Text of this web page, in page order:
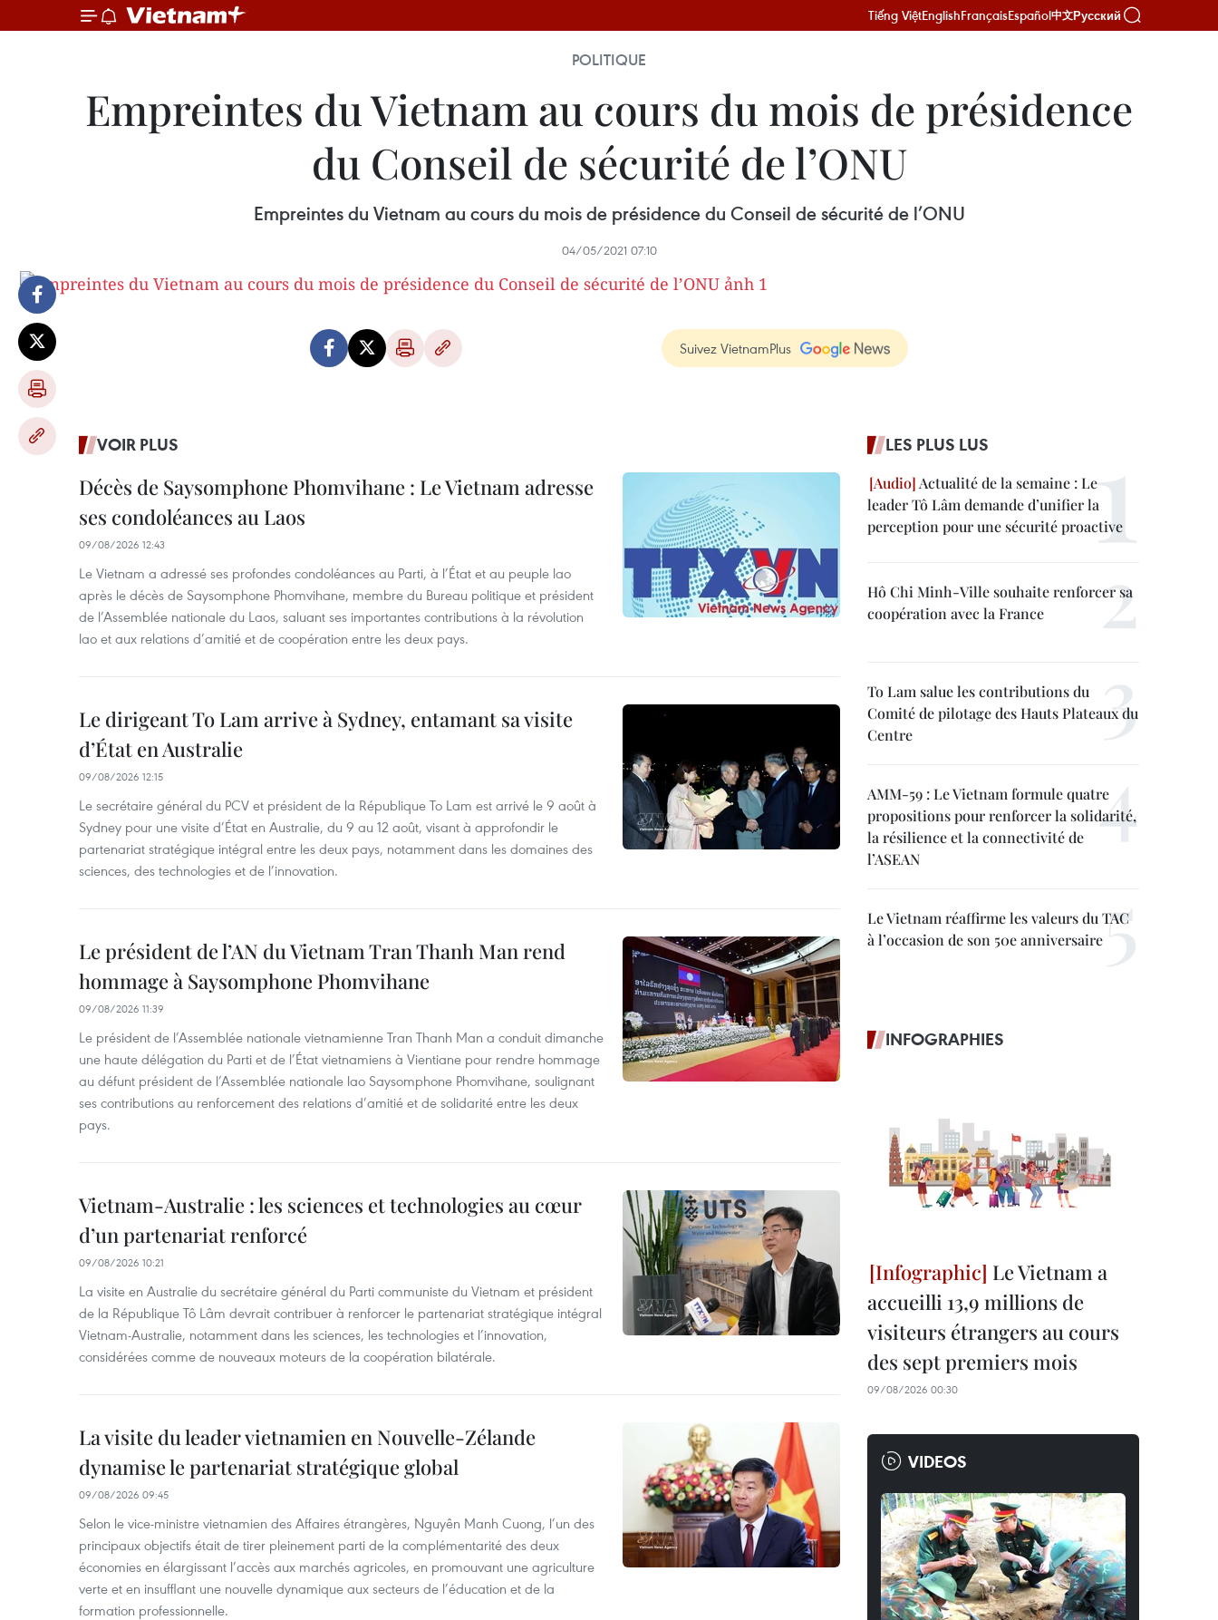
Tiếng ViệtEnglishFrançaisEspañol中文Русский
POLITIQUE
Empreintes du Vietnam au cours du mois de présidence
du Conseil de sécurité de l’ONU
Empreintes du Vietnam au cours du mois de présidence du Conseil de sécurité de l’ONU
04/05/2021 07:10
Suivez VietnamPlus
VOIR PLUS
Décès de Saysomphone Phomvihane : Le Vietnam adresse
ses condoléances au Laos
09/08/2026 12:43
Le Vietnam a adressé ses profondes condoléances au Parti, à l’État et au peuple lao
après le décès de Saysomphone Phomvihane, membre du Bureau politique et président
de l’Assemblée nationale du Laos, saluant ses importantes contributions à la révolution
lao et aux relations d’amitié et de coopération entre les deux pays.
Le dirigeant To Lam arrive à Sydney, entamant sa visite
d’État en Australie
09/08/2026 12:15
Le secrétaire général du PCV et président de la République To Lam est arrivé le 9 août à
Sydney pour une visite d’État en Australie, du 9 au 12 août, visant à approfondir le
partenariat stratégique intégral entre les deux pays, notamment dans les domaines des
sciences, des technologies et de l’innovation.
Le président de l’AN du Vietnam Tran Thanh Man rend
hommage à Saysomphone Phomvihane
09/08/2026 11:39
Le président de l’Assemblée nationale vietnamienne Tran Thanh Man a conduit dimanche
une haute délégation du Parti et de l’État vietnamiens à Vientiane pour rendre hommage
au défunt président de l’Assemblée nationale lao Saysomphone Phomvihane, soulignant
ses contributions au renforcement des relations d’amitié et de solidarité entre les deux
pays.
Vietnam-Australie : les sciences et technologies au cœur
d’un partenariat renforcé
09/08/2026 10:21
La visite en Australie du secrétaire général du Parti communiste du Vietnam et président
de la République Tô Lâm devrait contribuer à renforcer le partenariat stratégique intégral
Vietnam-Australie, notamment dans les sciences, les technologies et l’innovation,
considérées comme de nouveaux moteurs de la coopération bilatérale.
La visite du leader vietnamien en Nouvelle-Zélande
dynamise le partenariat stratégique global
09/08/2026 09:45
Selon le vice-ministre vietnamien des Affaires étrangères, Nguyên Manh Cuong, l’un des
principaux objectifs était de tirer pleinement parti de la complémentarité des deux
économies en élargissant l’accès aux marchés agricoles, en promouvant une agriculture
verte et en insufflant une nouvelle dynamique aux secteurs de l’éducation et de la
formation professionnelle.
LES PLUS LUS
Actualité de la semaine : Le
leader Tô Lâm demande d’unifier la
perception pour une sécurité proactive
Hô Chi Minh-Ville souhaite renforcer sa
coopération avec la France
To Lam salue les contributions du
Comité de pilotage des Hauts Plateaux du
Centre
AMM-59 : Le Vietnam formule quatre
propositions pour renforcer la solidarité,
la résilience et la connectivité de
l’ASEAN
Le Vietnam réaffirme les valeurs du TAC
à l’occasion de son 50e anniversaire
INFOGRAPHIES
Le Vietnam a
accueilli 13,9 millions de
visiteurs étrangers au cours
des sept premiers mois
09/08/2026 00:30
VIDEOS